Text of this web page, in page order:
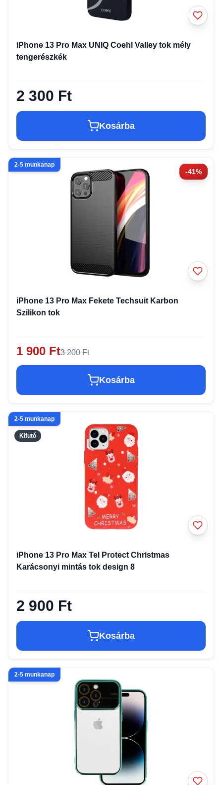
iPhone 13 Pro Max UNIQ Coehl Valley tok mély
tengerészkék
2 300 Ft
Kosárba
-41%
2-5 munkanap
iPhone 13 Pro Max Fekete Techsuit Karbon
Szilikon tok
1 900 Ft3 200 Ft
Kosárba
Kifutó
2-5 munkanap
iPhone 13 Pro Max Tel Protect Christmas
Karácsonyi mintás tok design 8
2 900 Ft
Kosárba
2-5 munkanap